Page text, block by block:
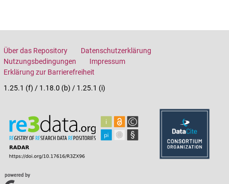
Über das Repository
Datenschutzerklärung
Nutzungsbedingungen
Impressum
Erklärung zur Barrierefreiheit
1.25.1 (f) / 1.18.0 (b) / 1.25.1 (i)